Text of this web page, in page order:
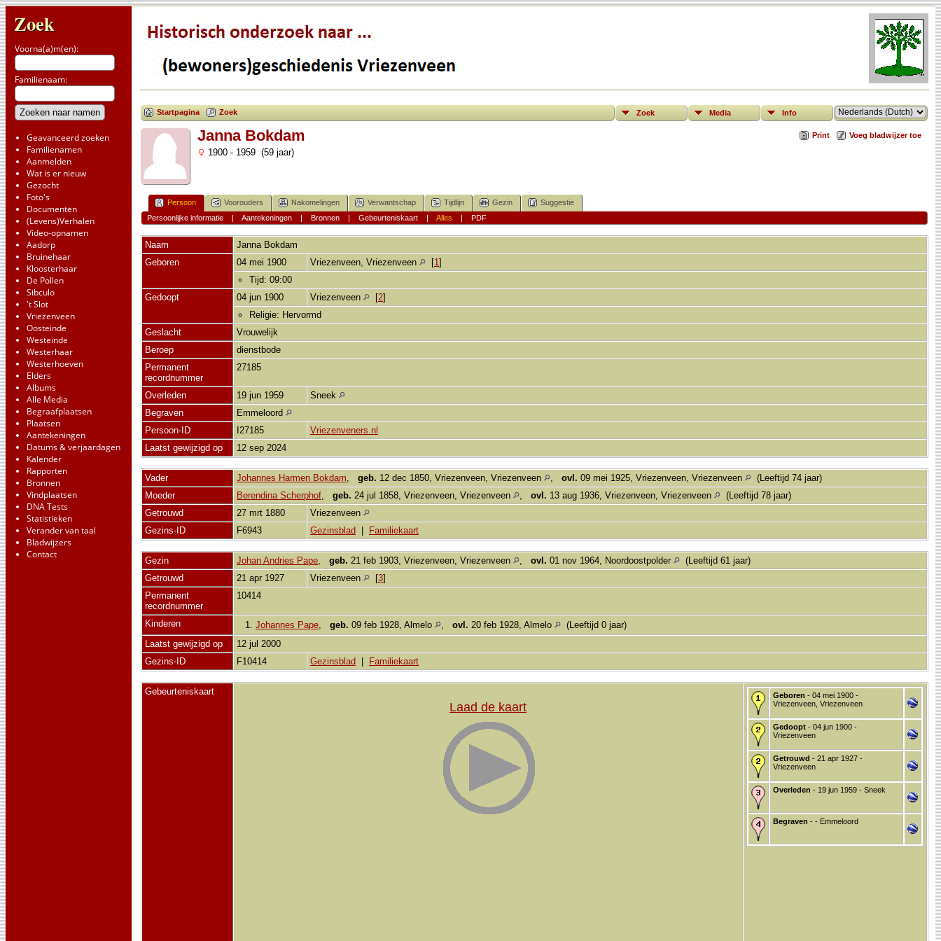
Zoek
Voorna(a)m(en):
Familienaam:
Geavanceerd zoeken
Familienamen
Aanmelden
Wat is er nieuw
Gezocht
Foto's
Documenten
(Levens)Verhalen
Video-opnamen
Aadorp
Bruinehaar
Kloosterhaar
De Pollen
Sibculo
't Slot
Vriezenveen
Oosteinde
Westeinde
Westerhaar
Westerhoeven
Elders
Albums
Alle Media
Begraafplaatsen
Plaatsen
Aantekeningen
Datums & verjaardagen
Kalender
Rapporten
Bronnen
Vindplaatsen
DNA Tests
Statistieken
Verander van taal
Bladwijzers
Contact
Startpagina Zoek Zoek Media Info
Print Voeg bladwijzer toe
Janna Bokdam
1900 - 1959 (59 jaar)
Persoon Voorouders Nakomelingen Verwantschap Tijdlijn Gezin
Suggestie
Persoonlijke informatie| Aantekeningen| Bronnen| Gebeurteniskaart| Alles | PDF
Naam Janna Bokdam
Geboren
04 mei 1900 Vriezenveen, Vriezenveen [1]
Tijd: 09:00
Gedoopt
04 jun 1900 Vriezenveen [2]
Religie: Hervormd
Geslacht
Vrouwelijk
Beroep
dienstbode
Permanent
recordnummer
27185
Overleden 19 jun 1959
Sneek
Begraven
Emmeloord
Persoon-ID
I27185
Vriezenveners.nl
Laatst gewijzigd op
12 sep 2024
Vader Johannes Harmen Bokdam, geb. 12 dec 1850, Vriezenveen, Vriezenveen , ovl. 09 mei 1925, Vriezenveen, Vriezenveen
(Leeftijd 74 jaar)
Moeder
Berendina Scherphof, geb. 24 jul 1858, Vriezenveen, Vriezenveen , ovl. 13 aug 1936, Vriezenveen, Vriezenveen
(Leeftijd 78 jaar)
Getrouwd
27 mrt 1880
Vriezenveen
Gezins-ID
F6943 Gezinsblad Familiekaart
Gezin Johan Andries Pape, geb. 21 feb 1903, Vriezenveen, Vriezenveen , ovl. 01 nov 1964, Noordoostpolder
(Leeftijd 61 jaar)
Getrouwd
21 apr 1927 Vriezenveen [3]
Permanent
recordnummer
10414
Kinderen 1. Johannes Pape, geb. 09 feb 1928, Almelo , ovl. 20 feb 1928, Almelo
(Leeftijd 0 jaar)
Laatst gewijzigd op
12 jul 2000
Gezins-ID
F10414 Gezinsblad Familiekaart
Gebeurteniskaart
Laad de kaart
Geboren - 04 mei 1900 -
Vriezenveen, Vriezenveen
Gedoopt - 04 jun 1900 -
Vriezenveen
Getrouwd - 21 apr 1927 -
Vriezenveen
Overleden - 19 jun 1959 - Sneek
Begraven - - Emmeloord